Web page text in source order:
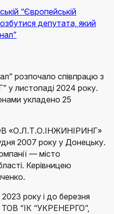
“Європейській
депутата, який
розпочало співпрацю з
листопаді 2024 року.
укладено 25
«О.Л.Т.О.ІНЖИНІРИНГ»
2007 року у Донецьку.
— місто
Керівницею
року і до березня
ТОВ “ІК “УКРЕНЕРГО”,